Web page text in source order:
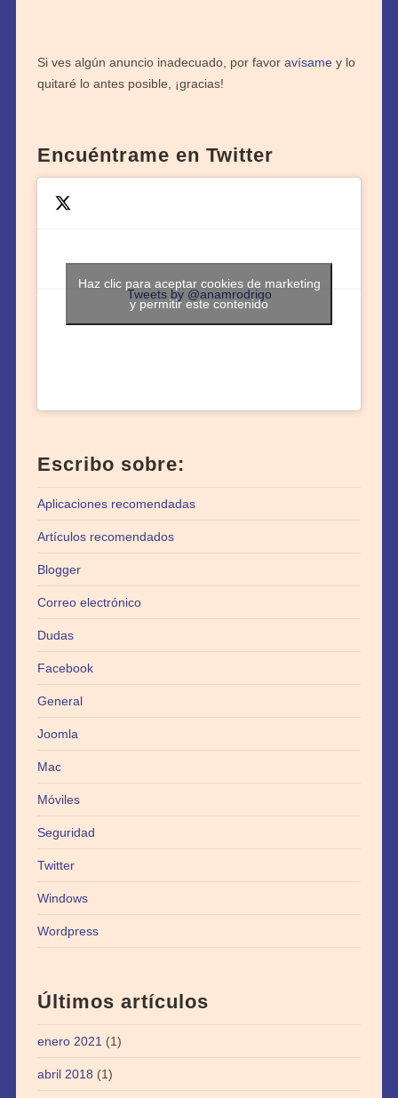
Si ves algún anuncio inadecuado, por favor avísamey lo
quitaré lo antes posible, ¡gracias!
Encuéntrame en Twitter
Tweets by @anamrodrigo
Haz clic para aceptar cookies de marketing
y permitir este contenido
Escribo sobre:
Aplicaciones recomendadas
Artículos recomendados
Blogger
Correo electrónico
Dudas
Facebook
General
Joomla
Mac
Móviles
Seguridad
Twitter
Windows
Wordpress
Últimos artículos
enero 2021 (1)
abril 2018 (1)